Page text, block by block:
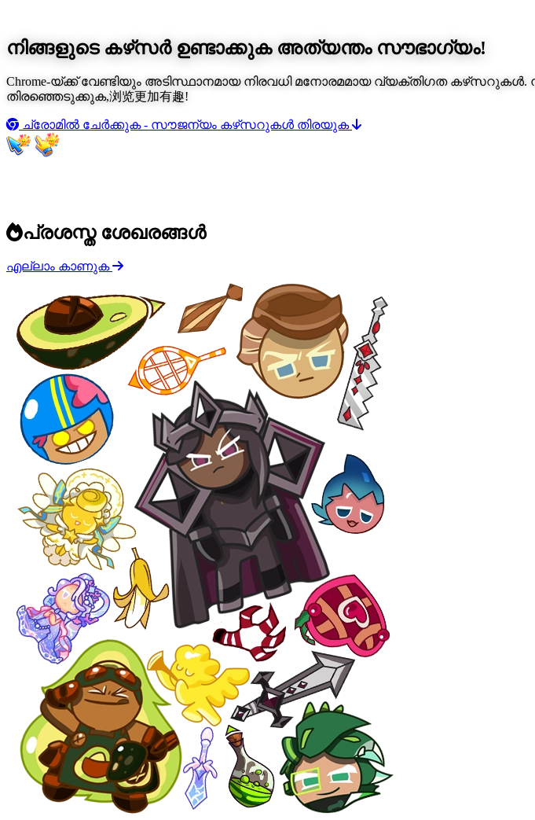
നിങ്ങളുടെ കഴ്‌സർ ഉണ്ടാക്കുക അത്യന്തം സൗഭാഗ്യം!
Chrome-യ്ക്ക് വേണ്ടിയും അടിസ്ഥാനമായ നിരവധി മനോരമമായ വ്യക്തിഗത
തിരഞ്ഞെടുക്കുക,浏览更加有趣!
ച്രോമിൽ ചേർക്കുക - സൗജന്യം കഴ്‌സറുകൾ തിരയുക
പ്രശസ്ത ശേഖരങ്ങൾ
എല്ലാം കാണുക